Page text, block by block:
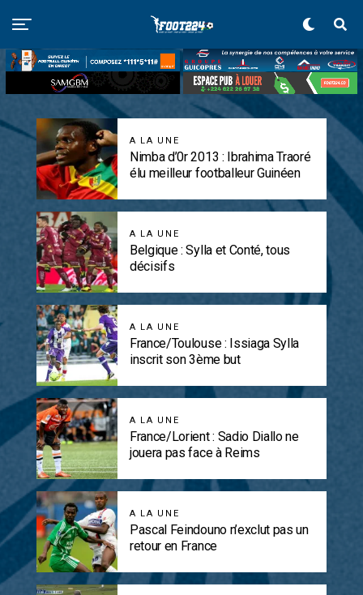
A LA UNE
Nimba d’0r 2013 : Ibrahima Traoré
élu meilleur footballeur Guinéen
A LA UNE
Belgique : Sylla et Conté, tous
décisifs
A LA UNE
France/Toulouse : Issiaga Sylla
inscrit son 3ème but
A LA UNE
France/Lorient : Sadio Diallo ne
jouera pas face à Reims
A LA UNE
Pascal Feindouno n’exclut pas un
retour en France